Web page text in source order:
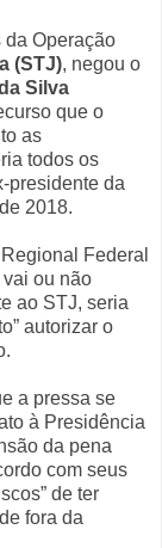
da Operação
(STJ), negou o
Silva
que o
as
todos os
presidente da
2018.
Federal
ou não
ao STJ, seria
autorizar o
a pressa se
à Presidência
da pena
com seus
de ter
fora da